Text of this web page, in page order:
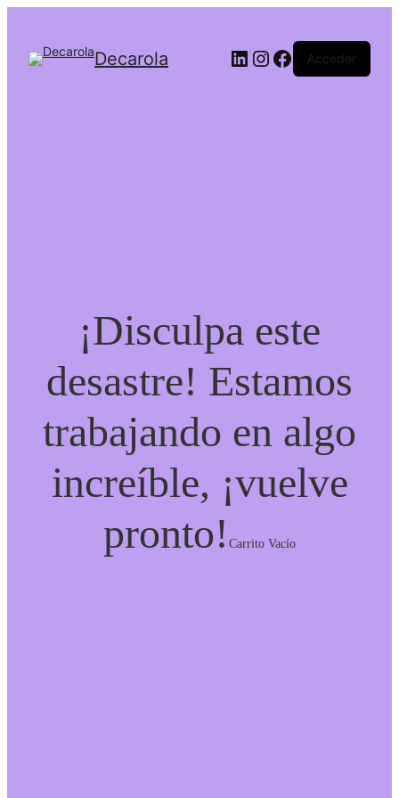
Decarola Acceder
¡Disculpa este
desastre! Estamos
trabajando en algo
increíble, ¡vuelve
pronto!